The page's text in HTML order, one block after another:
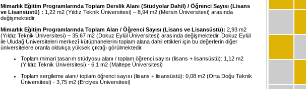
Mimarlık Eğitim Programlarında Toplam Derslik Alanı (Stüdyolar Dahil) / Öğrenci Sayısı (Lisans
ve Lisansüstü) : 1,22 m2 (Yıldız Teknik Üniversitesi) – 8,94 m2 (Mersin Üniversitesi) arasında
değişmektedir.
Mimarlık Eğitim Programlarında Toplam Alan / Öğrenci Sayısı (Lisans ve Lisansüstü): 2,93 m2
(Yıldız Teknik Üniversitesi) – 35,67 m2 (Dokuz Eylül Üniversitesi) arasında değişmektedir. Dokuz Eylül
ile Uludağ Üniversiteleri merkezî kütüphanelerini toplam alana dahil ettikleri için bu değerlerin diğer
üniversitelere oranla oldukça yüksek çıktığı görülmektedir.
Toplam mimari tasarım stüdyosu alanı / toplam öğrenci sayısı (lisans + lisansüstü): 1,12 m2
(Yıldız Teknik Üniversitesi) - 6,1 m2 (Maltepe Üniversitesi)
Toplam sergileme alanı/ toplam öğrenci sayısı (lisans + lisansüstü): 0,08 m2 (Orta Doğu Teknik
Üniversitesi) - 3,75 m2 (Erciyes Üniversitesi)